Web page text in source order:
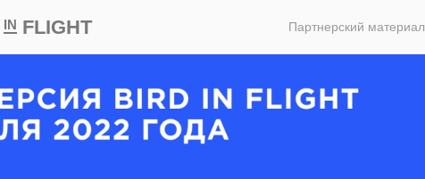
INFLIGHT Партнерский материал